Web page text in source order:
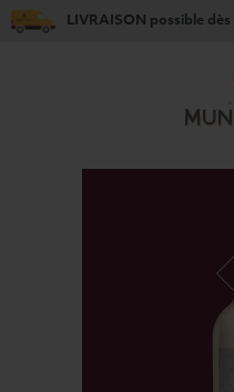
LIVRAISON possible dès